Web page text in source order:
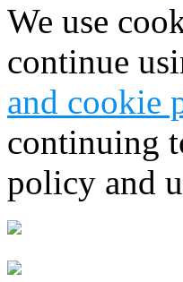
We use
continue
and cookie
continuing
policy and